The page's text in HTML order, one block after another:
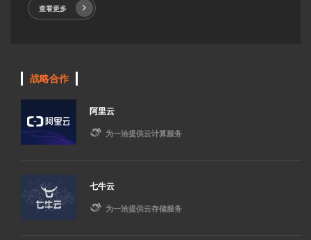
查看更多
战略合作
阿里云
 为一洽提供云计算服务
七牛云
 为一洽提供云存储服务